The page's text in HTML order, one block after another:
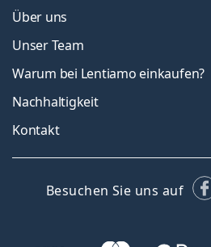
Über uns
Unser Team
Warum bei Lentiamo einkaufen?
Nachhaltigkeit
Kontakt
Besuchen Sie uns auf